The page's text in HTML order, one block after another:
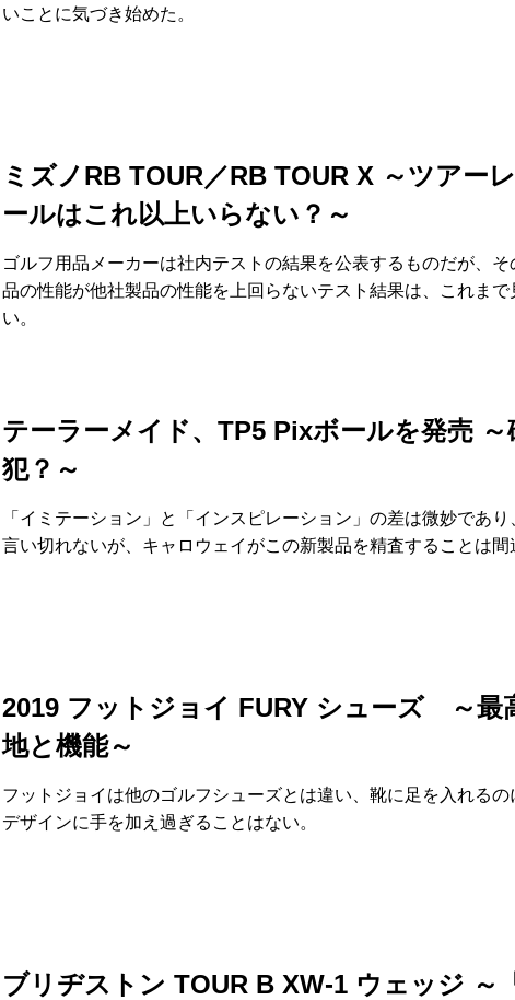
いことに気づき始めた。
ミズノRB TOUR／RB TOUR X ～ツアー
ールはこれ以上いらない？～
ゴルフ用品メーカーは社内テストの結果を公表するものだが、そ
品の性能が他社製品の性能を上回らないテスト結果は、これまで
い。
テーラーメイド、TP5 Pixボールを発売 ～
犯？～
「イミテーション」と「インスピレーション」の差は微妙であ
言い切れないが、キャロウェイがこの新製品を精査することは間
2019 フットジョイ FURY シューズ ～最
地と機能～
フットジョイは他のゴルフシューズとは違い、靴に足を入れる
デザインに手を加え過ぎることはない。
ブリヂストン TOUR B XW-1 ウェッジ ～